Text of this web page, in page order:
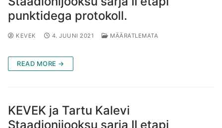
punktidega protokoll.
KEVEK 4. JUUNI 2021 MÄÄRATLEMATA
READ MORE →
KEVEK ja Tartu Kalevi
Staadionijooksu sarja II etapi